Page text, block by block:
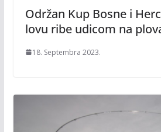
Održan Kup Bosne i
lovu ribe udicom na
18. Septembra 2023.